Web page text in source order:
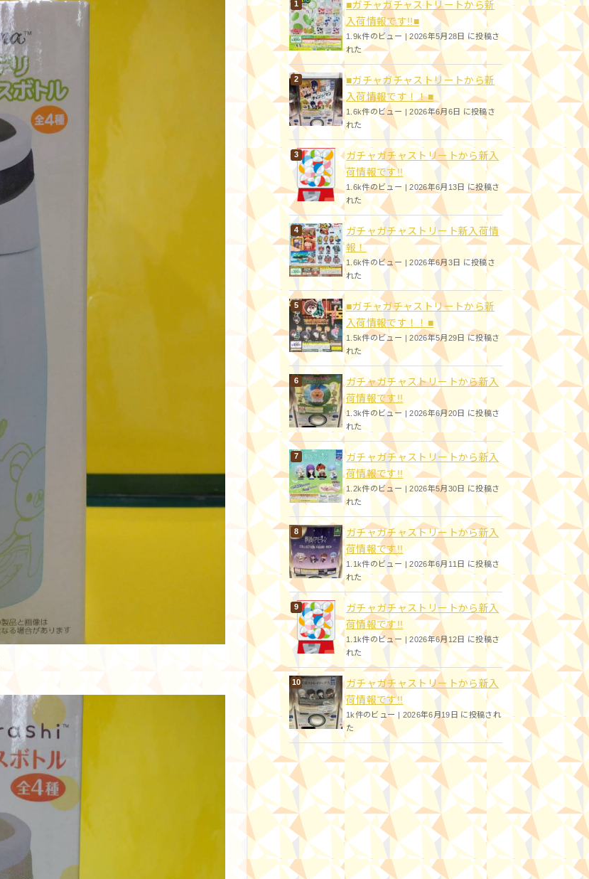
■ガチャガチャストリートから新
入荷情報です!!■
1.9k件のビュー|2026年5月28日 に投稿さ
れた
■ガチャガチャストリートから新
入荷情報です！！■
1.6k件のビュー |2026年6月6日 に投稿さ
れた
ガチャガチャストリートから新入
荷情報です!!
1.6k件のビュー|2026年6月13日 に投稿さ
れた
ガチャガチャストリート新入荷情
報！
1.6k件のビュー |2026年6月3日 に投稿さ
れた
■ガチャガチャストリートから新
入荷情報です！！■
1.5k件のビュー |2026年5月29日 に投稿さ
れた
ガチャガチャストリートから新入
荷情報です!!
1.3k件のビュー|2026年6月20日 に投稿さ
れた
ガチャガチャストリートから新入
荷情報です!!
1.2k件のビュー |2026年5月30日 に投稿さ
れた
ガチャガチャストリートから新入
荷情報です!!
1.1k件のビュー|2026年6月11日 に投稿さ
れた
ガチャガチャストリートから新入
荷情報です!!
1.1k件のビュー |2026年6月12日 に投稿さ
れた
ガチャガチャストリートから新入
荷情報です!!
1k件のビュー |2026年6月19日 に投稿され
た